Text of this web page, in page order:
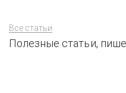
Все статьи
Полезные статьи,